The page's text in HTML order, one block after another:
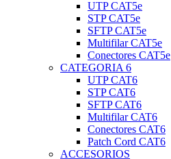
UTP CAT5e
STP CAT5e
SFTP CAT5e
Multifilar CAT5e
Conectores CAT5e
CATEGORIA 6
UTP CAT6
STP CAT6
SFTP CAT6
Multifilar CAT6
Conectores CAT6
Patch Cord CAT6
ACCESORIOS